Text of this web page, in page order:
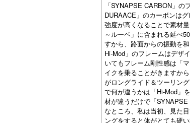
「SYNAPSE CARBON」
DURAACE」のカーボンは
強度が高くなることで素材
～ルーベ」に含まれる延べ
すから、路面からの振動を
Hi-Mod」のフレームはデザ
いてもフレーム剛性感は「
イクを乗ることがきますか
がロングライド＆ツーリン
で何が違うかは「Hi-Mod」
材が違うだけで「
なところ、私は当初、見た
ングをすると体がとても硬